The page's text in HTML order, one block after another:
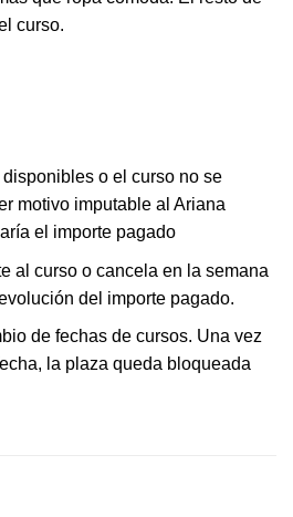
curso.
o el curso no se
motivo imputable al Ariana
el importe pagado
al curso o cancela en la semana
del importe pagado.
de fechas de cursos. Una vez
la plaza queda bloqueada